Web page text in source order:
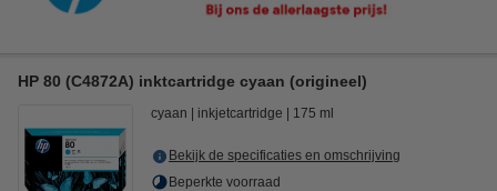
HP 80 (C4872A) inktcartridge cyaan (origineel)
cyaan inkjetcartridge 175 ml
Bekijk de specificaties en omschrijving
Beperkte voorraad